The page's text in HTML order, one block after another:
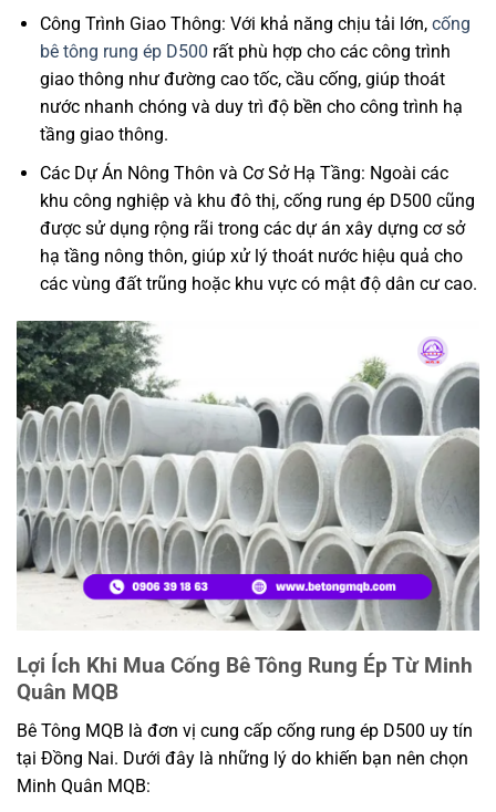
Công Trình Giao Thông: Với khả năng chịu tải lớn, cống
bê tông rung ép D500 rất phù hợp cho các công trình
giao thông như đường cao tốc, cầu cống, giúp thoát
nước nhanh chóng và duy trì độ bền cho công trình hạ
tầng giao thông.
Các Dự Án Nông Thôn và Cơ Sở Hạ Tầng: Ngoài các
khu công nghiệp và khu đô thị, cống rung ép D500 cũng
được sử dụng rộng rãi trong các dự án xây dựng cơ sở
hạ tầng nông thôn, giúp xử lý thoát nước hiệu quả cho
các vùng đất trũng hoặc khu vực có mật độ dân cư cao.
Lợi Ích Khi Mua Cống Bê Tông Rung Ép Từ Minh
Quân MQB
Bê Tông MQB là đơn vị cung cấp cống rung ép D500 uy tín
tại Đồng Nai. Dưới đây là những lý do khiến bạn nên chọn
Minh Quân MQB: